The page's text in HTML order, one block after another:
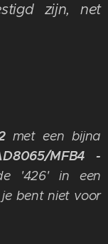
zijn, net
met een bijna
MFB4 -
'426' in een
bent niet voor